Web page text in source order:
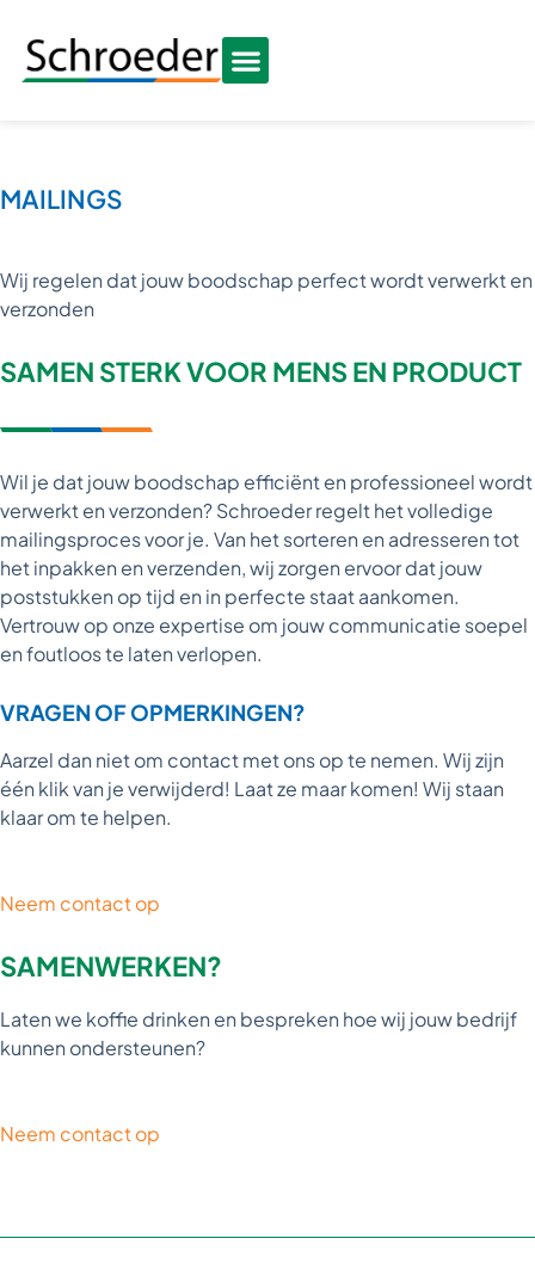
MAILINGS
Wij regelen dat jouw boodschap perfect wordt verwerkt en
verzonden
SAMEN STERK VOOR MENS EN PRODUCT
Wil je dat jouw boodschap efficiënt en professioneel wordt
verwerkt en verzonden? Schroeder regelt het volledige
mailingsproces voor je. Van het sorteren en adresseren tot
het inpakken en verzenden, wij zorgen ervoor dat jouw
poststukken op tijd en in perfecte staat aankomen.
Vertrouw op onze expertise om jouw communicatie soepel
en foutloos te laten verlopen.
VRAGEN OF OPMERKINGEN?
Aarzel dan niet om contact met ons op te nemen. Wij zijn
één klik van je verwijderd! Laat ze maar komen! Wij staan
klaar om te helpen.
Neem contact op
SAMENWERKEN?
Laten we koffie drinken en bespreken hoe wij jouw bedrijf
kunnen ondersteunen?
Neem contact op